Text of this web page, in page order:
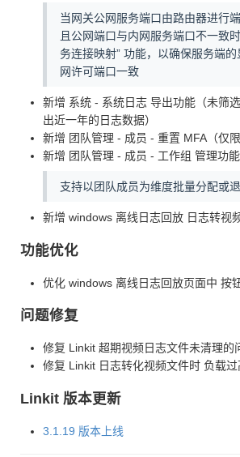
当网关公网服务端口由路由器进行
且公网端口与内网服务端口不一致
务连接映射” 功能，以确保服务端
网许可端口一致
新增 系统 - 系统日志 导出功能（未筛
出近一年的日志数据）
新增 团队管理 - 成员 - 重置 MFA（仅
新增 团队管理 - 成员 - 工作组 管理功能
支持以团队成员为维度批量分配或
新增 windows 离线日志回放 日志转视
功能优化
优化 windows 离线日志回放页面中 按
问题修复
修复 Linkit 超期视频日志文件未清理的
修复 Linkit 日志转化视频文件时 负载
Linkit 版本更新
3.1.19 版本上线